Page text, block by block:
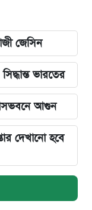
জেসিন
ভারতের
আগুন
দেখানো হবে